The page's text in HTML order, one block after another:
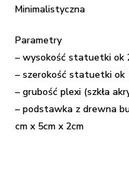
Minimalistyczna
Parametry
– wysokość statuetki ok
– szerokość statuetki ok
– grubość plexi (szkła
– podstawka z drewna
cm x 5cm x 2cm